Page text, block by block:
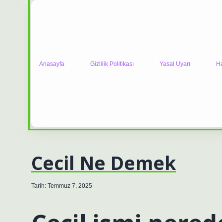
Anasayfa Gizlilik Politikası Yasal Uyarı
Cecil Ne Demek
Tarih: Temmuz 7, 2025